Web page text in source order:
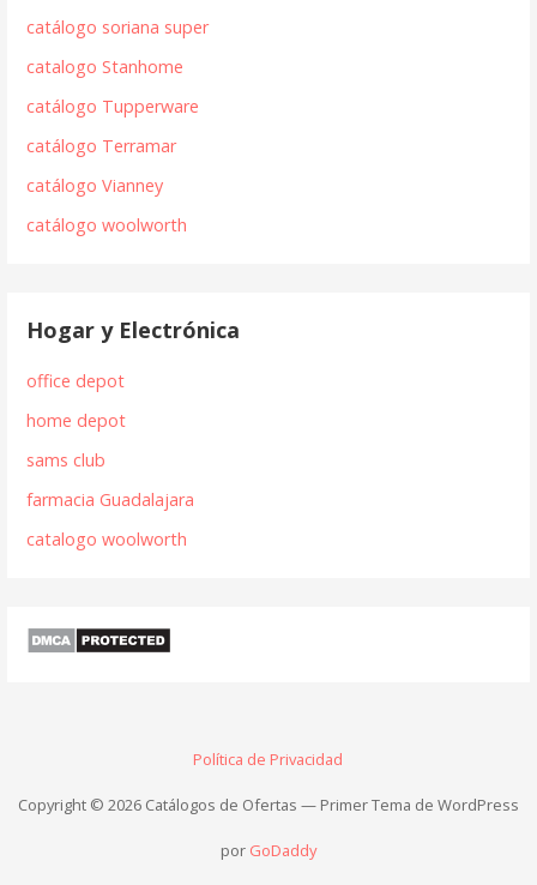
catálogo soriana super
catalogo Stanhome
catálogo Tupperware
catálogo Terramar
catálogo Vianney
catálogo woolworth
Hogar y Electrónica
office depot
home depot
sams club
farmacia Guadalajara
catalogo woolworth
Política de Privacidad
Copyright © 2026 Catálogos de Ofertas — Primer Tema de WordPress
por GoDaddy